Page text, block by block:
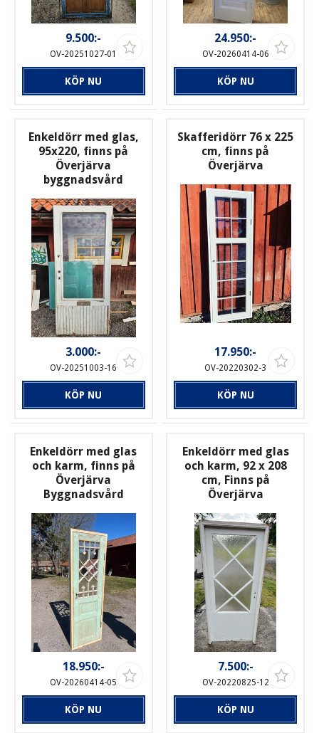
9.500:-
OV-20251027-01
KÖP NU
24.950:-
OV-20260414-06
KÖP NU
Enkeldörr med glas,
95x220, finns på
Överjärva
byggnadsvård
3.000:-
OV-20251003-16
KÖP NU
Skafferidörr 76 x 225
cm, finns på
Överjärva
17.950:-
OV-20220302-3
KÖP NU
Enkeldörr med glas
och karm, finns på
Överjärva
Byggnadsvård
18.950:-
OV-20260414-05
KÖP NU
Enkeldörr med glas
och karm, 92 x 208
cm, Finns på
Överjärva
7.500:-
OV-20220825-12
KÖP NU